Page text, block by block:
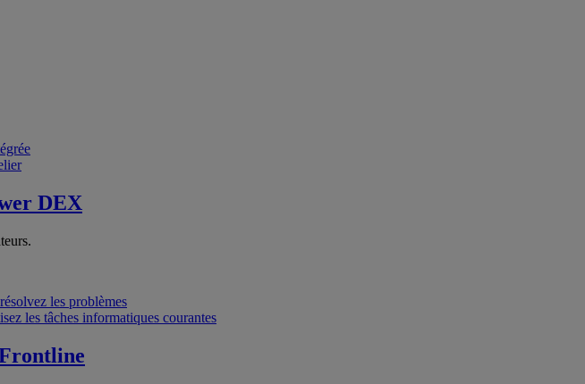
DEX
les problèmes
les tâches informatiques courantes